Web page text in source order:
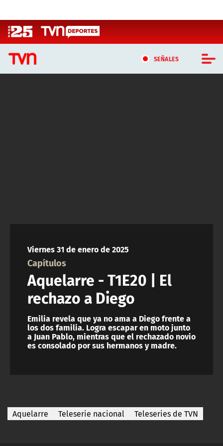
SEÑALES
ACTUALIDAD Y TENDENCIAS
CORPORATIVO Y TRANSPARENCIA
CANAL DE DENUNCIAS
ÁREA DE PROYECTOS
Viernes 31 de enero de 2025
Capítulos
Aquelarre - T1E20 | El
rechazo a Diego
Emilia revela que ya no ama a Diego frente a
los dos familia. Logra escapar en moto junto
a Juan Pablo, mientras que el rechazado novio
es consolado por sus hermanos y madre.
Aquelarre Teleserie nacional Teleseries de TVN